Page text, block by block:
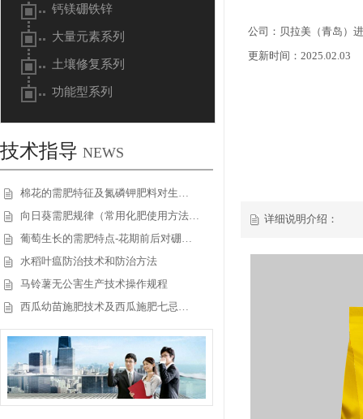
钙镁硼铁锌
大量元素系列
土壤修复系列
功能型系列
技术指导 NEWS
棉花的需肥特征及氮磷钾肥料对生…
向日葵需肥规律（常用化肥使用方法…
葡萄生长的需肥特点-花期前后对硼…
水稻叶瘟防治技术和防治方法
马铃薯无公害生产技术操作规程
西瓜幼苗施肥技术及西瓜施肥七忌…
公司：贝拉美（青岛）
更新时间：2025.02.03
详细说明介绍：